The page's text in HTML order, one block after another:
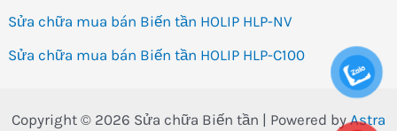
Sửa chữa mua bán Biến tần HOLIP HLP-NV
Sửa chữa mua bán Biến tần HOLIP HLP-C100
Copyright © 2026 Sửa chữa Biến tần | Powered byAstra